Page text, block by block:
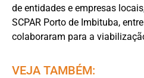
de entidades e empresas
SCPAR Porto de Imbituba,
colaboraram para a
VEJA TAMBÉM: